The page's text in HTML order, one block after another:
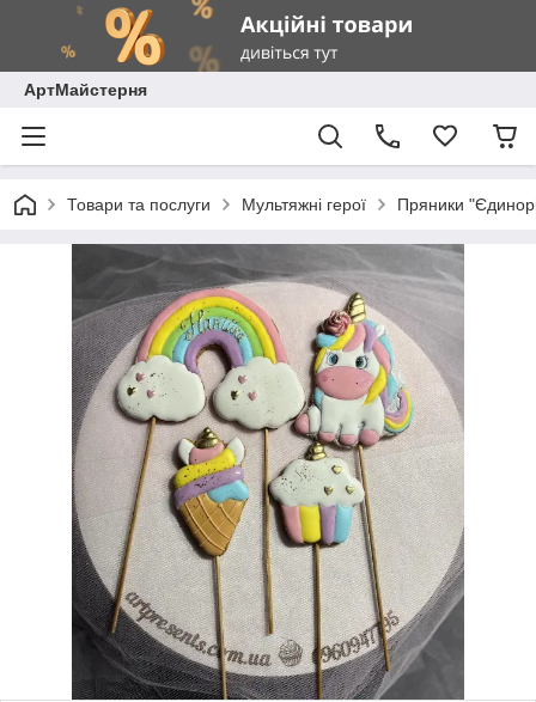
АртМайстерня
Товари та послуги Мультяжні герої Пряники